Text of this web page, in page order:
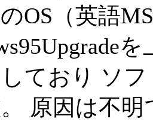
OS（英語
ており ソ
原因は不明